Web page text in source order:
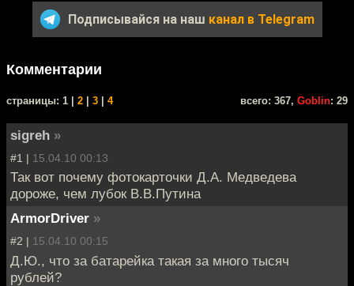
Подписывайся на наш канал в Telegram
Комментарии
cтраницы: 1 | 2 3 4 всего: 367, Goblin: 29
sigreh »
#1 | 15.04.10 00:13
Так вот почему фотокарточки Д.А. Медведева
дороже, чем лубок В.В.Путина
ArmorDriver »
#2 | 15.04.10 00:15
Д.Ю., что за батарейка такая за много тысяч
рублей?